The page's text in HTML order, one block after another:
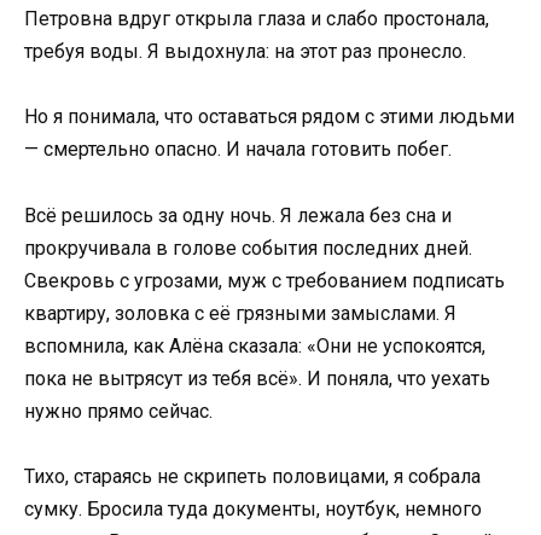
Петровна вдруг открыла глаза и слабо простонала,
требуя воды. Я выдохнула: на этот раз пронесло.
Но я понимала, что оставаться рядом с этими людьми
— смертельно опасно. И начала готовить побег.
Всё решилось за одну ночь. Я лежала без сна и
прокручивала в голове события последних дней.
Свекровь с угрозами, муж с требованием подписать
квартиру, золовка с её грязными замыслами. Я
вспомнила, как Алёна сказала: «Они не успокоятся,
пока не вытрясут из тебя всё». И поняла, что уехать
нужно прямо сейчас.
Тихо, стараясь не скрипеть половицами, я собрала
сумку. Бросила туда документы, ноутбук, немного